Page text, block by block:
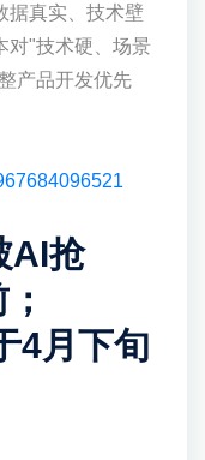
据真实、技术壁
对"技术硬、场景
产品开发优先
AI抢
4月下旬